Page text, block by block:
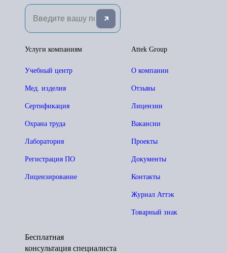
Attek Group
О компании
Отзывы
Лицензии
Вакансии
Проекты
Документы
Контакты
Журнал Аттэк
Товарный знак
Услуги компаниям
Учебный центр
Мед. изделия
Сертификация
Охрана труда
Лаборатория
Регистрация ПО
Лицензирование
Бесплатная
консультация специалиста